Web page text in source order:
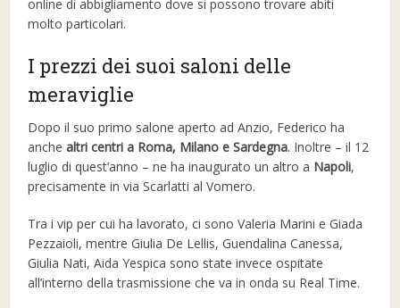
online di abbigliamento dove si possono trovare abiti
molto particolari.
I prezzi dei suoi saloni delle
meraviglie
Dopo il suo primo salone aperto ad Anzio, Federico ha
anchealtri centri a Roma, Milano e Sardegna. Inoltre – il 12
luglio di quest’anno – ne ha inaugurato un altro a Napoli,
precisamente in via Scarlatti al Vomero.
Tra i vip per cui ha lavorato, ci sono Valeria Marini e Giada
Pezzaioli, mentre Giulia De Lellis, Guendalina Canessa,
Giulia Nati, Aida Yespica sono state invece ospitate
all’interno della trasmissione che va in onda su Real Time.